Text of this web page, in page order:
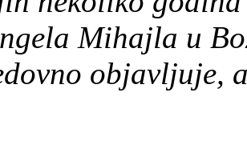
Mihajla u
objavljuje,